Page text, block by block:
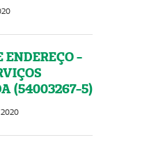
-
(54003267-5)